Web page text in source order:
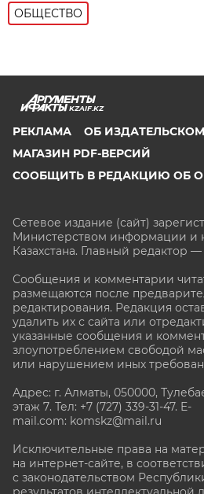
ОБЩЕСТВО
KZAIF.KZ
РЕКЛАМА
ОБ
МАГАЗИН PDF-ВЕРСИЙ
СООБЩИТЬ В РЕДАКЦИЮ ОБ
Сетевое издание (сайт)
Министерством информации и
Казахстана. Главный редактор
Сообщения и комментарии
размещаются после
редактирования. Редакция
удалить их с сайта или
указанные сообщения и
злоупотреблением свободой
или нарушением иных
Адрес: г. Алматы, 050000,
этаж 7. Тел: +7 (727) 339-31-47. E-
mail.com: komskz@mail.ru
Исключительные права на
на интернет-сайте, в
с законодательством